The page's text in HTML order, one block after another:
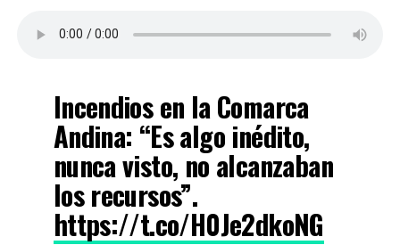
Incendios en la Comarca
Andina: “Es algo inédito,
nunca visto, no alcanzaban
los recursos”.
https://t.co/H0Je2dkoNG